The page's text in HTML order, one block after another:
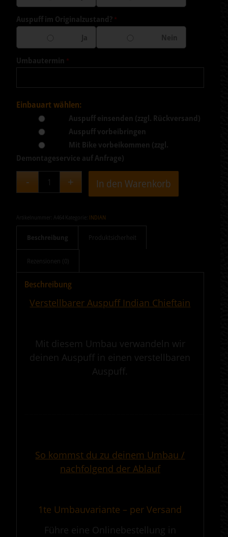
Auspuff im Originalzustand? *
Umbautermin *
Einbauart wählen:
Auspuff einsenden (zzgl. Rückversand)
Auspuff vorbeibringen
Mit Bike vorbeikommen (zzgl.
Demontageservice auf Anfrage)
In den Warenkorb
Artikelnummer: Kategorie: INDIAN
Beschreibung Produktsicherheit
Rezensionen (0)
Beschreibung
Verstellbarer Auspuff Indian Chieftain
Mit diesem Umbau verwandeln wir
deinen Auspuff in einen verstellbaren
Auspuff.
So kommst du zu deinem Umbau /
nachfolgend der Ablauf
1te Umbauvariante – per Versand
Führe eine Onlinebestellung in